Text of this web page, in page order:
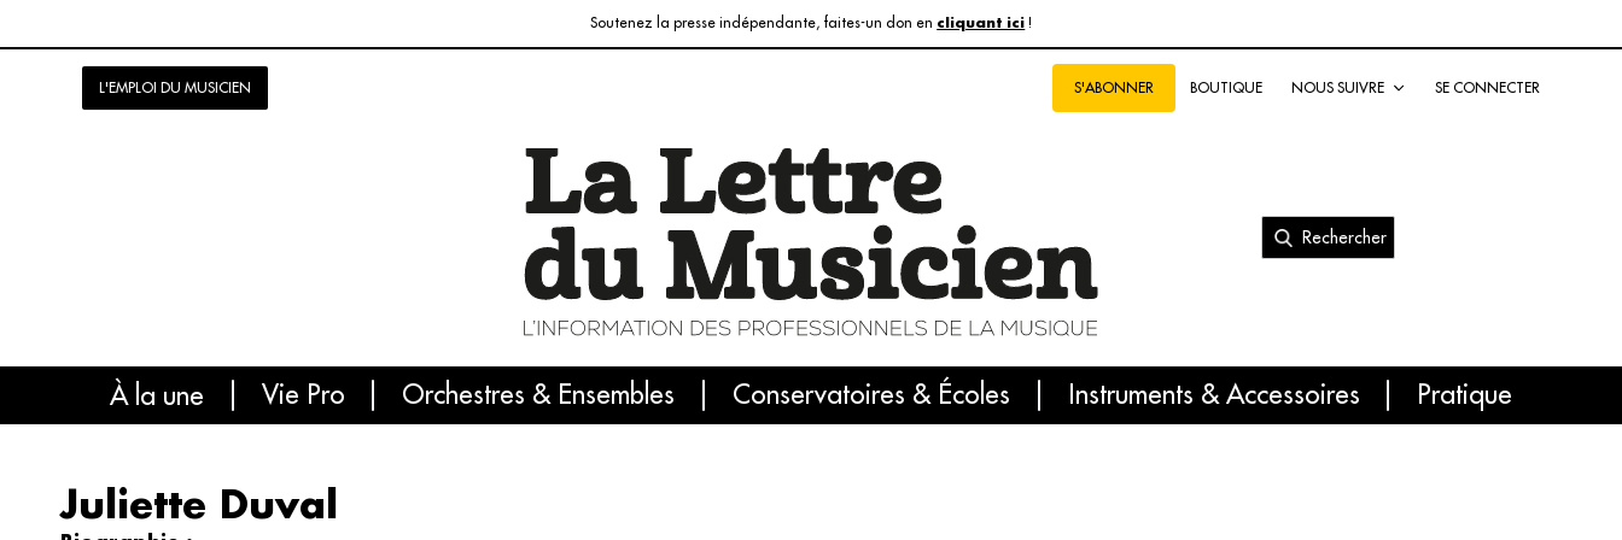
Soutenez la presse indépendante, faites-un don en cliquant ici !
L'EMPLOI DU MUSICIEN S'ABONNER BOUTIQUE NOUS SUIVRE SE CONNECTER
Rechercher
À la une Vie Pro Orchestres & Ensembles Conservatoires & Écoles Instruments & Accessoires Pratique
L'info du jour Le numéro du mois International
Juliette Duval